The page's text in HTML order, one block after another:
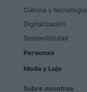
Ciencia y tecnología
Digitalización
Sostenibilidad
Personas
Moda y Lujo
Sobre nosotros